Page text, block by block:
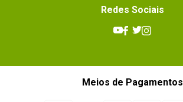
Redes Sociais
Meios de Pagamentos